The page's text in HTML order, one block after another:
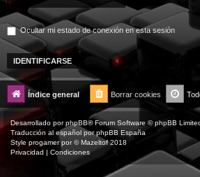
Ocultar mi estado de conexión en esta sesión
Índice general Borrar cookies
Desarrollado porphpBB® Forum Software © phpBB
Traducción al español porphpBB España
Style progamerpor ©Mazeltof2018
Privacidad | Condiciones